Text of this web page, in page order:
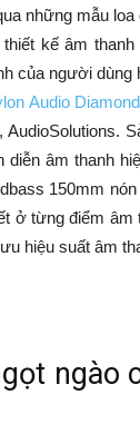
những mẫu
kế âm
của người dùng
Audio
âm thanh
150mm
ở từng điểm âm
hiệu suất âm
ngào